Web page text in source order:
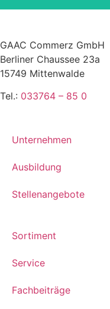
GAAC Commerz GmbH
Berliner Chaussee 23a
15749 Mittenwalde
Tel.: 033764 – 85 0
Unternehmen
Ausbildung
Stellenangebote
Sortiment
Service
Fachbeiträge